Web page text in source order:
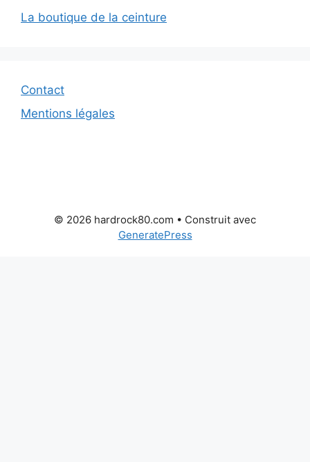
La boutique de la ceinture
Contact
Mentions légales
© 2026 hardrock80.com • Construit avec
GeneratePress